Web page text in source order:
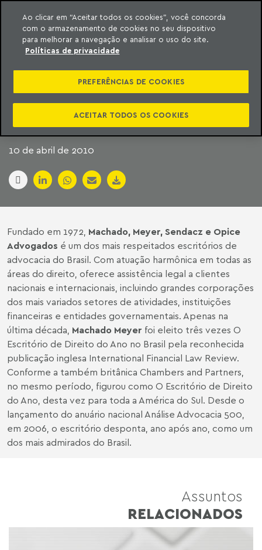
o conteúdo
Machado Meyer
REDUÇÃO DE MULTA
DA PARMALAT É
INÉDITA NO PAÍS
10 de abril de 2010
Fundado em 1972, Machado, Meyer, Sendacz e Opice
Advogados é um dos mais respeitados escritórios de
advocacia do Brasil. Com atuação harmônica em todas as
áreas do direito, oferece assistência legal a clientes
nacionais e internacionais, incluindo grandes corporações
dos mais variados setores de atividades, instituições
financeiras e entidades governamentais. Apenas na
última década, Machado Meyer foi eleito três vezes O
Escritório de Direito do Ano no Brasil pela reconhecida
publicação inglesa International Financial Law Review.
Conforme a também britânica Chambers and Partners,
no mesmo período, figurou como O Escritório de Direito
do Ano, desta vez para toda a América do Sul. Desde o
lançamento do anuário nacional Análise Advocacia 500,
em 2006, o escritório desponta, ano após ano, como um
dos mais admirados do Brasil.
Assuntos
RELACIONADOS
Ao clicar em “Aceitar todos os cookies”, você concorda
com o armazenamento de cookies no seu dispositivo
para melhorar a navegação e analisar o uso do site.
Políticas de privacidade
PREFERÊNCIAS DE COOKIES
ACEITAR TODOS OS COOKIES